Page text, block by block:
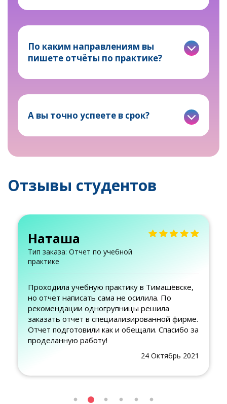
По каким направлениям вы
пишете отчёты по практике?
А вы точно успеете в срок?
Отзывы студентов
в Тимашёвске,
не осилила. По
решила
фирме.
и обещали. Спасибо за
Сергей
Тип заказа:
Спасибо за помощь с
заказывать, думал сам
вышло, учусь на заочке
основной работы.
было сразу заказывать